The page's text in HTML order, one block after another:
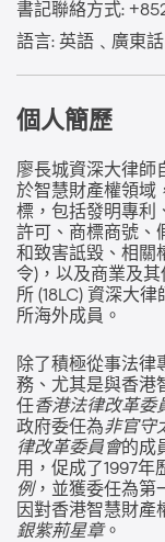
書記聯絡方式:
語言: 英語﹑廣東
個人簡歷
廖長城資深大律師
於智慧財產權領域
標，包括發明專利
許可、商標商號、
和致害詆毀、相關
令)，以及商業及
所 (18LC) 資深大
所海外成員。
除了積極從事法律
務、尤其是與香港
任香港法律改革委
政府委任為非官守
律改革委員會的成
用，促成了1997
例，並獲委任為第
因對香港智慧財產
銀紫荊星章。